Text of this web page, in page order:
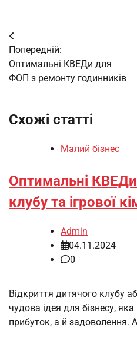
Навігація
записів
Попередній:
Оптимальні КВЕДи для
ФОП з ремонту годинників
Схожі статті
Малий бізнес
Оптимальні
клубу та ігрової
Admin
04.11.2024
0
Відкриття дитячого клубу
чудова ідея для бізнесу,
прибуток, а й задоволення.